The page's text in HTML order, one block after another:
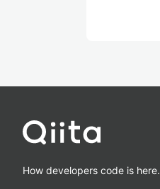
How developers code is here.